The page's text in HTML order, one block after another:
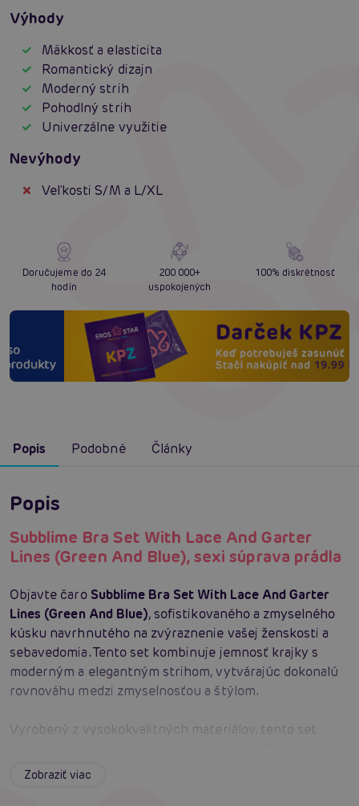
Výhody
Mäkkosť a elasticita
Romantický dizajn
Moderný strih
Pohodlný strih
Univerzálne využitie
Nevýhody
Veľkosti S/M a L/XL
Doručujeme do 24
hodín
200 000+
uspokojených
100% diskrétnosť
Popis Podobné Články
Popis
Subblime Bra Set With Lace And Garter
Lines (Green And Blue), sexi súprava prádla
Objavte čaro Subblime Bra Set With Lace And Garter
Lines (Green And Blue), sofistikovaného a zmyselného
kúsku navrhnutého na zvýraznenie vašej ženskosti a
sebavedomia. Tento set kombinuje jemnosť krajky s
moderným a elegantným strihom, vytvárajúc dokonalú
rovnováhu medzi zmyselnosťou a štýlom.
Vyrobený z vysokokvalitných materiálov, tento set
ktoré dokonale zvýrazňuje krivky vášho tela.
Zobraziť viac